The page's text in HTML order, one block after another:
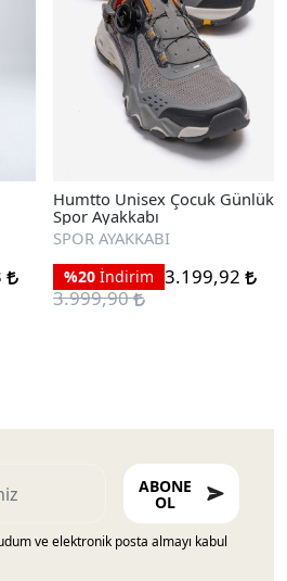
Humtto Unisex Çocuk Günlük
Spor Ayakkabı
SPOR AYAKKABI
%20 İndirim 3.199,92
3.999,90
ABONE
OL
ve elektronik posta almayı kabul